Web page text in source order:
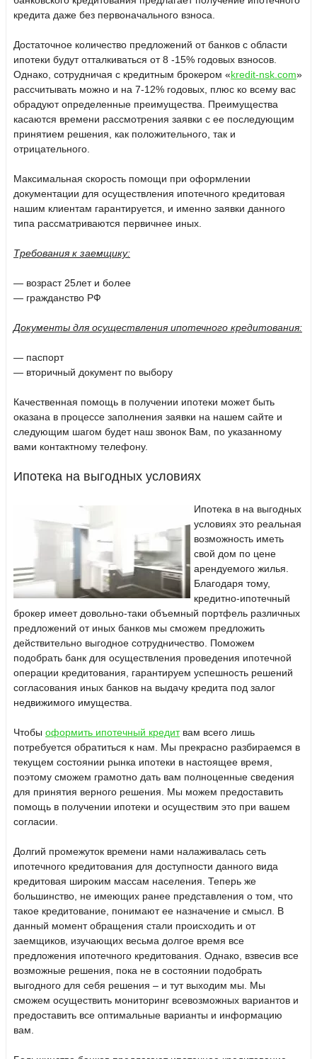
кредита даже без первоначального взноса.
Достаточное количество предложений от банков с области
ипотеки будут отталкиваться от 8 -15% годовых взносов.
Однако, сотрудничая с кредитным брокером «kredit-nsk.com»
рассчитывать можно и на 7-12% годовых, плюс ко всему вас
обрадуют определенные преимущества. Преимущества
касаются времени рассмотрения заявки с ее последующим
принятием решения, как положительного, так и
отрицательного.
Максимальная скорость помощи при оформлении
документации для осуществления ипотечного кредитовая
нашим клиентам гарантируется, и именно заявки данного
типа рассматриваются первичнее иных.
Требования к заемщику:
— возраст 25лет и более
— гражданство РФ
Документы для осуществления ипотечного кредитования:
— паспорт
— вторичный документ по выбору
Качественная помощь в получении ипотеки может быть
оказана в процессе заполнения заявки на нашем сайте и
следующим шагом будет наш звонок Вам, по указанному
вами контактному телефону.
Ипотека на выгодных условиях
Ипотека в на выгодных
условиях это реальная
возможность иметь
свой дом по цене
арендуемого жилья.
Благодаря тому,
кредитно-ипотечный
брокер имеет довольно-таки объемный портфель различных
предложений от иных банков мы сможем предложить
действительно выгодное сотрудничество. Поможем
подобрать банк для осуществления проведения ипотечной
операции кредитования, гарантируем успешность решений
согласования иных банков на выдачу кредита под залог
недвижимого имущества.
Чтобы оформить ипотечный кредитвам всего лишь
потребуется обратиться к нам. Мы прекрасно разбираемся в
текущем состоянии рынка ипотеки в настоящее время,
поэтому сможем грамотно дать вам полноценные сведения
для принятия верного решения. Мы можем предоставить
помощь в получении ипотеки и осуществим это при вашем
согласии.
Долгий промежуток времени нами налаживалась сеть
ипотечного кредитования для доступности данного вида
кредитовая широким массам населения. Теперь же
большинство, не имеющих ранее представления о том, что
такое кредитование, понимают ее назначение и смысл. В
данный момент обращения стали происходить и от
заемщиков, изучающих весьма долгое время все
предложения ипотечного кредитования. Однако, взвесив все
возможные решения, пока не в состоянии подобрать
выгодного для себя решения – и тут выходим мы. Мы
сможем осуществить мониторинг всевозможных вариантов и
предоставить все оптимальные варианты и информацию
вам.